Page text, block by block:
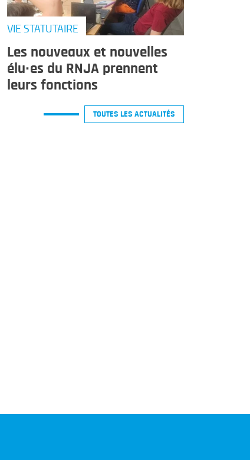
VIE STATUTAIRE
Les nouveaux et nouvelles
élu·es du RNJA prennent
leurs fonctions
TOUTES LES ACTUALITÉS